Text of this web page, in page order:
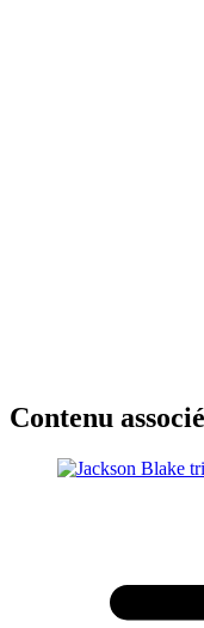
Contenu associé